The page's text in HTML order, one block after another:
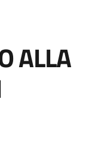
ALLA